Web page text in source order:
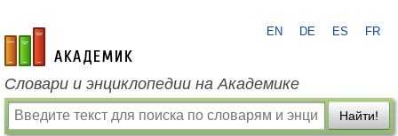
academic.ru
EN DE ES FR
Словари и энциклопедии на Академике
Найти!